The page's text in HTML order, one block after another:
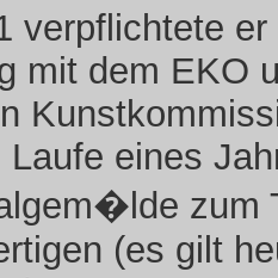
verpflichtete
mit dem EKO
Laufe eines
zum
(es gilt